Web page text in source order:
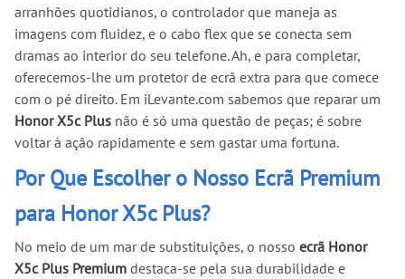
arranhões quotidianos, o controlador que maneja as
imagens com fluidez, e o cabo flex que se conecta sem
dramas ao interior do seu telefone. Ah, e para completar,
oferecemos-lhe um protetor de ecrã extra para que comece
com o pé direito. Em iLevante.com sabemos que reparar um
Honor X5c Plus não é só uma questão de peças; é sobre
voltar à ação rapidamente e sem gastar uma fortuna.
Por Que Escolher o Nosso Ecrã Premium
para Honor X5c Plus?
No meio de um mar de substituições, o nosso ecrã Honor
X5c Plus Premium destaca-se pela sua durabilidade e